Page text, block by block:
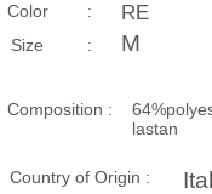
​Color : RE
Size​ : M
Composition​ :
lastan
Country of Origin :